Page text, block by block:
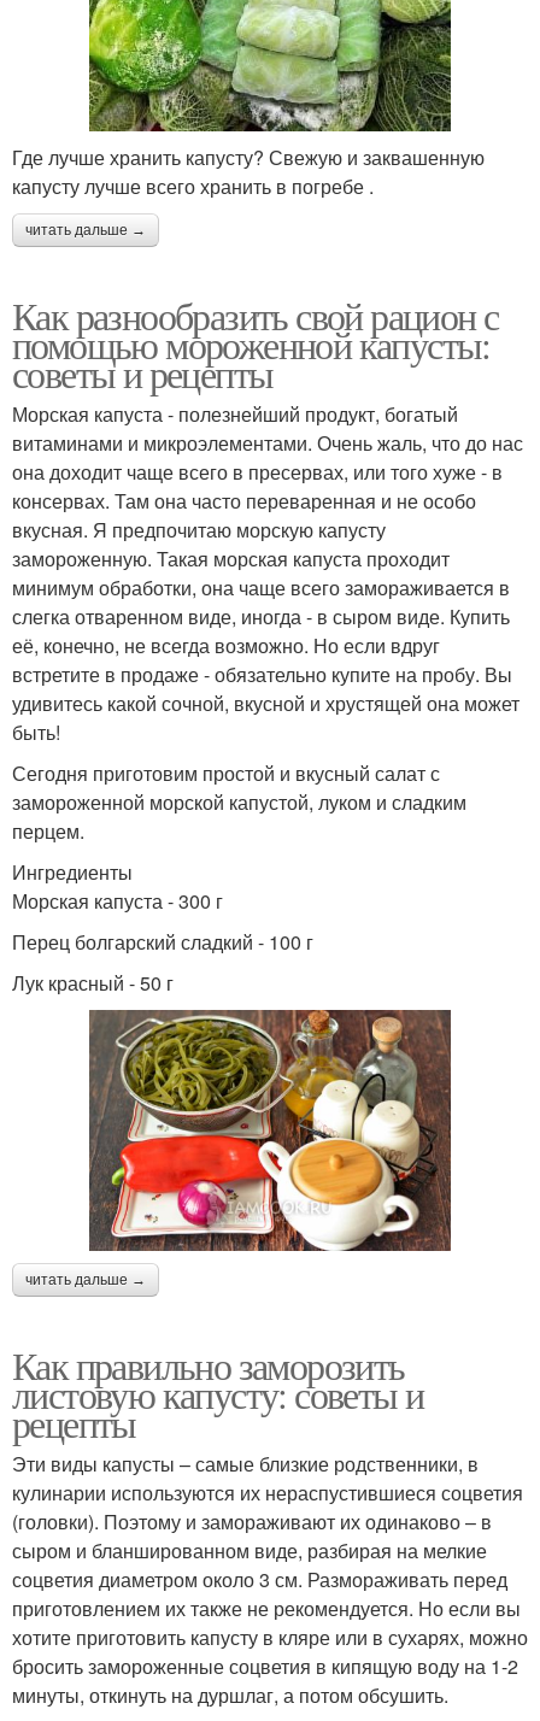
Где лучше хранить капусту? Свежую и заквашенную
капусту лучше всего хранить в погребе .
читать дальше →
Как разнообразить свой рацион с
помощью мороженной капусты:
советы и рецепты
Морская капуста - полезнейший продукт, богатый
витаминами и микроэлементами. Очень жаль, что до нас
она доходит чаще всего в пресервах, или того хуже - в
консервах. Там она часто переваренная и не особо
вкусная. Я предпочитаю морскую капусту
замороженную. Такая морская капуста проходит
минимум обработки, она чаще всего замораживается в
слегка отваренном виде, иногда - в сыром виде. Купить
её, конечно, не всегда возможно. Но если вдруг
встретите в продаже - обязательно купите на пробу. Вы
удивитесь какой сочной, вкусной и хрустящей она может
быть!
Сегодня приготовим простой и вкусный салат с
замороженной морской капустой, луком и сладким
перцем.
Ингредиенты
Морская капуста - 300 г
Перец болгарский сладкий - 100 г
Лук красный - 50 г
читать дальше →
Как правильно заморозить
листовую капусту: советы и
рецепты
Эти виды капусты – самые близкие родственники, в
кулинарии используются их нераспустившиеся соцветия
(головки). Поэтому и замораживают их одинаково – в
сыром и бланшированном виде, разбирая на мелкие
соцветия диаметром около 3 см. Размораживать перед
приготовлением их также не рекомендуется. Но если вы
хотите приготовить капусту в кляре или в сухарях, можно
бросить замороженные соцветия в кипящую воду на 1-2
минуты, откинуть на дуршлаг, а потом обсушить.